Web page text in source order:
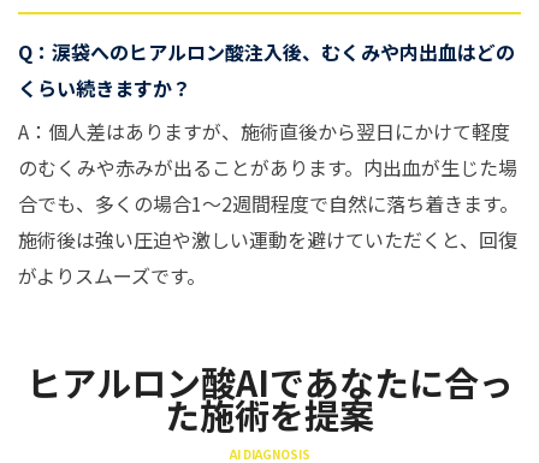
Q：涙袋へのヒアルロン酸注入後、むくみや内出血はどの
くらい続きますか？
A：個人差はありますが、施術直後から翌日にかけて軽度
のむくみや赤みが出ることがあります。内出血が生じた場
合でも、多くの場合1〜2週間程度で自然に落ち着きます。
施術後は強い圧迫や激しい運動を避けていただくと、回復
がよりスムーズです。
ヒアルロン酸AIであなたに合っ
た施術を提案
AI DIAGNOSIS